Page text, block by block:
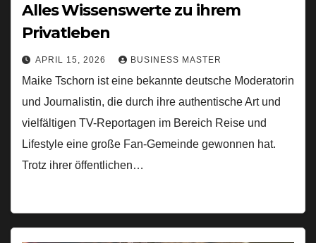
Alles Wissenswerte zu ihrem
Privatleben
APRIL 15, 2026 BUSINESS MASTER
Maike Tschorn ist eine bekannte deutsche Moderatorin
und Journalistin, die durch ihre authentische Art und
vielfältigen TV-Reportagen im Bereich Reise und
Lifestyle eine große Fan-Gemeinde gewonnen hat.
Trotz ihrer öffentlichen…